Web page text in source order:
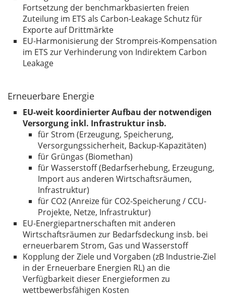
Fortsetzung der benchmarkbasierten freien
Zuteilung im ETS als Carbon-Leakage Schutz für
Exporte auf Drittmärkte
EU-Harmonisierung der Strompreis-Kompensation
im ETS zur Verhinderung von Indirektem Carbon
Leakage
Erneuerbare Energie
EU-weit koordinierter Aufbau der notwendigen
Versorgung inkl. Infrastruktur insb.
für Strom (Erzeugung, Speicherung,
Versorgungssicherheit, Backup-Kapazitäten)
für Grüngas (Biomethan)
für Wasserstoff (Bedarfserhebung, Erzeugung,
Import aus anderen Wirtschaftsräumen,
Infrastruktur)
für CO2 (Anreize für CO2-Speicherung / CCU-
Projekte, Netze, Infrastruktur)
EU-Energiepartnerschaften mit anderen
Wirtschaftsräumen zur Bedarfsdeckung insb. bei
erneuerbarem Strom, Gas und Wasserstoff
Kopplung der Ziele und Vorgaben (zB Industrie-Ziel
in der Erneuerbare Energien RL) an die
Verfügbarkeit dieser Energieformen zu
wettbewerbsfähigen Kosten